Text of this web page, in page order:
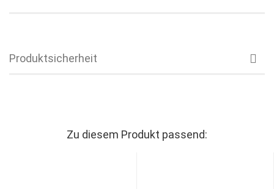
Produktsicherheit
Zu diesem Produkt passend: